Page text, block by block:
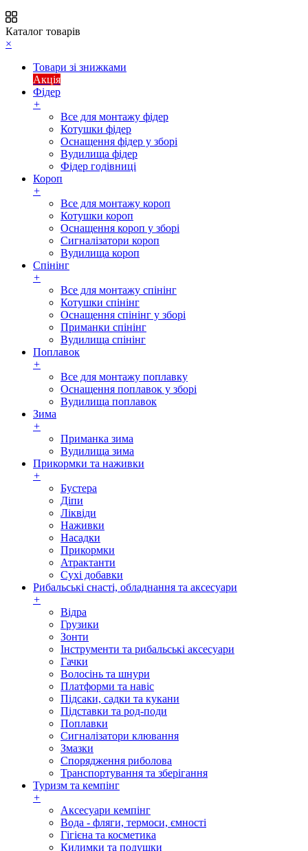
Каталог товарів
×
Товари зі знижками
Акція
Фідер
+
Все для монтажу фідер
Котушки фідер
Оснащення фідер у зборі
Вудилища фідер
Фідер годівниці
Короп
+
Все для монтажу короп
Котушки короп
Оснащення короп у зборі
Сигналізатори короп
Вудилища короп
Спінінг
+
Все для монтажу спінінг
Котушки спінінг
Оснащення спінінг у зборі
Приманки спінінг
Вудилища спінінг
Поплавок
+
Все для монтажу поплавку
Оснащення поплавок у зборі
Вудилища поплавок
Зима
+
Приманка зима
Вудилища зима
Прикормки та наживки
+
Бустера
Діпи
Ліквіди
Наживки
Насадки
Прикормки
Атрактанти
Сухі добавки
Рибальські снасті, обладнання та аксесуари
+
Відра
Грузики
Зонти
Інструменти та рибальські аксесуари
Гачки
Волосінь та шнури
Платформи та навіс
Підсаки, садки та кукани
Підставки та род-поди
Поплавки
Сигналізатори клювання
Змазки
Спорядження риболова
Транспортування та зберігання
Туризм та кемпінг
+
Аксесуари кемпінг
Вода - фляги, термоси, ємності
Гігієна та косметика
Килимки та подушки